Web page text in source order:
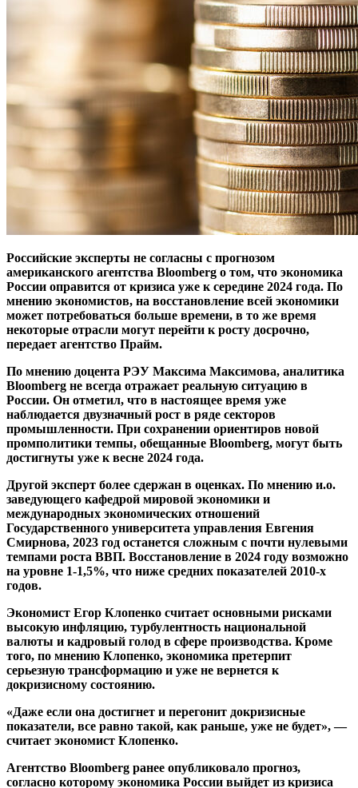
Российские эксперты не согласны с прогнозом
американского агентства Bloomberg о том, что экономика
России оправится от кризиса уже к середине 2024 года. По
мнению экономистов, на восстановление всей экономики
может потребоваться больше времени, в то же время
некоторые отрасли могут перейти к росту досрочно,
передает агентство Прайм.
По мнению доцента РЭУ Максима Максимова, аналитика
Bloomberg не всегда отражает реальную ситуацию в
России. Он отметил, что в настоящее время уже
наблюдается двузначный рост в ряде секторов
промышленности. При сохранении ориентиров новой
промполитики темпы, обещанные Bloomberg, могут быть
достигнуты уже к весне 2024 года.
Другой эксперт более сдержан в оценках. По мнению и.о.
заведующего кафедрой мировой экономики и
международных экономических отношений
Государственного университета управления Евгения
Смирнова, 2023 год останется сложным с почти нулевыми
темпами роста ВВП. Восстановление в 2024 году возможно
на уровне 1-1,5%, что ниже средних показателей 2010-х
годов.
Экономист Егор Клопенко считает основными рисками
высокую инфляцию, турбулентность национальной
валюты и кадровый голод в сфере производства. Кроме
того, по мнению Клопенко, экономика претерпит
серьезную трансформацию и уже не вернется к
докризисному состоянию.
«Даже если она достигнет и перегонит докризисные
показатели, все равно такой, как раньше, уже не будет», —
считает экономист Клопенко.
Агентство Bloomberg ранее опубликовало прогноз,
согласно которому экономика России выйдет из кризиса